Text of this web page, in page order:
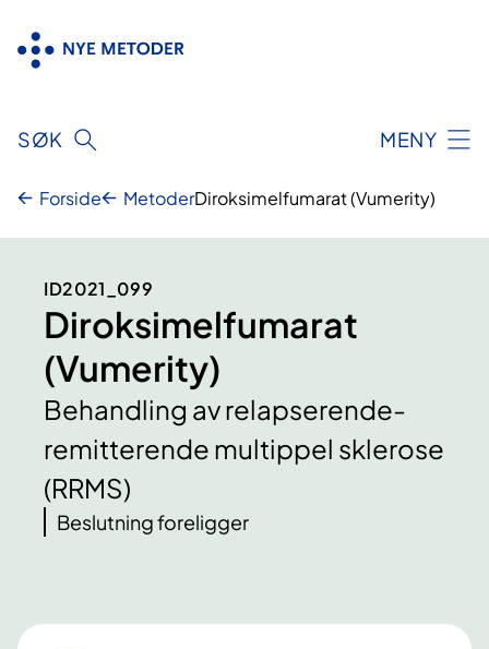
innhold
SØK MENY
Forside MetoderDiroksimelfumarat (Vumerity)
ID2021_099
Diroksimelfumarat
(Vumerity)
Behandling av relapserende-
remitterende multippel sklerose
(RRMS)
Beslutning foreligger